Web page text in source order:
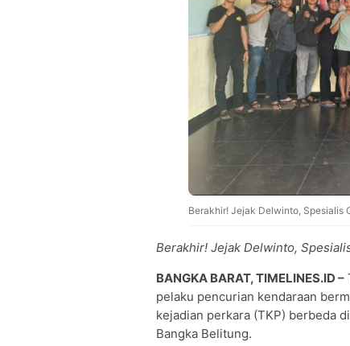
Berakhir! Jejak Delwinto, Spesialis
Berakhir! Jejak Delwinto,
BANGKA BARAT, TIMELINES.ID –
pelaku pencurian kendaraan
kejadian perkara (TKP) berbeda
Bangka Belitung.